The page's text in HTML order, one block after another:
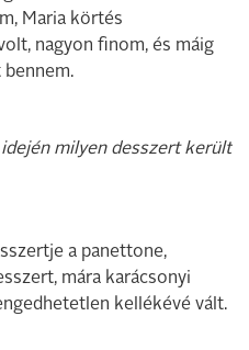
Maria körtés
nagyon finom, és máig
milyen desszert került
a panettone,
mára karácsonyi
kellékévé vált.